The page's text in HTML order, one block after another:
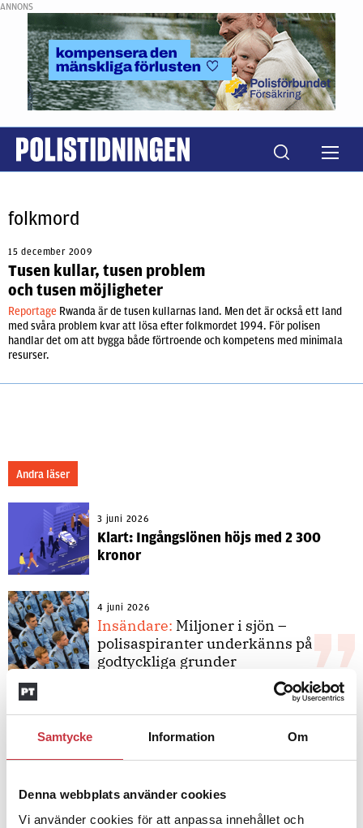
Samtycke Information Om
Denna webbplats använder cookies
Vi använder cookies för att anpassa innehållet och
ANNONS
folkmord
15 december 2009
Tusen kullar, tusen problem
och tusen möjligheter
Reportage Rwanda är de tusen kullarnas land. Men det är också ett land
med svåra problem kvar att lösa efter folkmordet 1994. För polisen
handlar det om att bygga både förtroende och kompetens med minimala
resurser.
Andra läser
3 juni 2026
Klart: Ingångslönen höjs med 2 300
kronor
4 juni 2026
Insändare: Miljoner i sjön –
polisaspiranter underkänns på
godtyckliga grunder
Jens Mårtensson:
Snart 20 år i tjänst
– nu ska han lära sig grunderna
4 juni 2026